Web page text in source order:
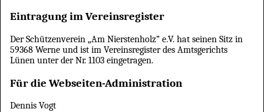
Eintragung im Vereinsregister
Der Schützenverein „Am Nierstenholz” e.V. hat seinen Sitz in
59368 Werne und ist im Vereinsregister des Amtsgerichts
Lünen unter der Nr. 1103 eingetragen.
Für die Webseiten-Administration
Dennis Vogt